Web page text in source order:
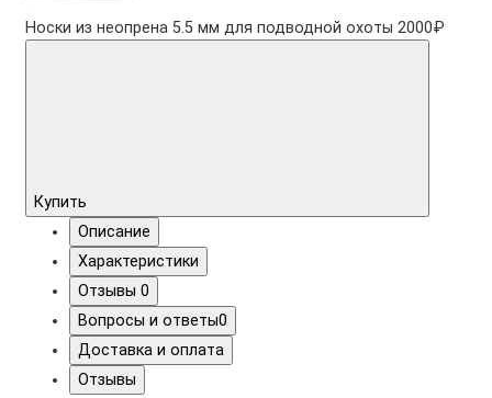
Носки из неопрена 5.5 мм для подводной охоты 2000₽
Купить
Описание
Характеристики
Отзывы 0
Вопросы и ответы0
Доставка и оплата
Отзывы